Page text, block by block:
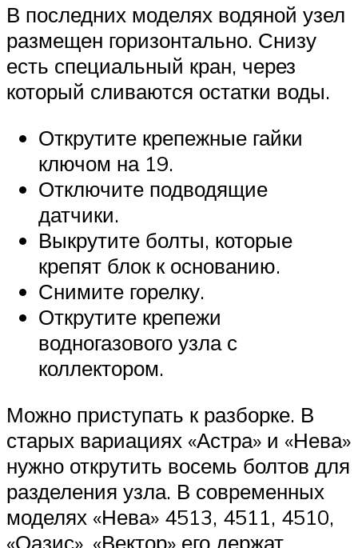
В последних моделях водяной узел
размещен горизонтально. Снизу
есть специальный кран, через
который сливаются остатки воды.
Открутите крепежные гайки
ключом на 19.
Отключите подводящие
датчики.
Выкрутите болты, которые
крепят блок к основанию.
Снимите горелку.
Открутите крепежи
водногазового узла с
коллектором.
Можно приступать к разборке. В
старых вариациях «Астра» и «Нева»
нужно открутить восемь болтов для
разделения узла. В современных
моделях «Нева» 4513, 4511, 4510,
«Оазис», «Вектор» его держат